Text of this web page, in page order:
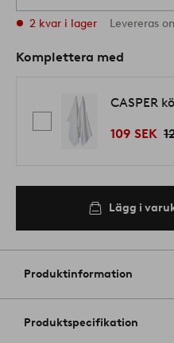
2 kvar i lager Levereras
Komplettera med
CASPER
109 SEK
Lägg i
Produktinformation
Produktspecifikation